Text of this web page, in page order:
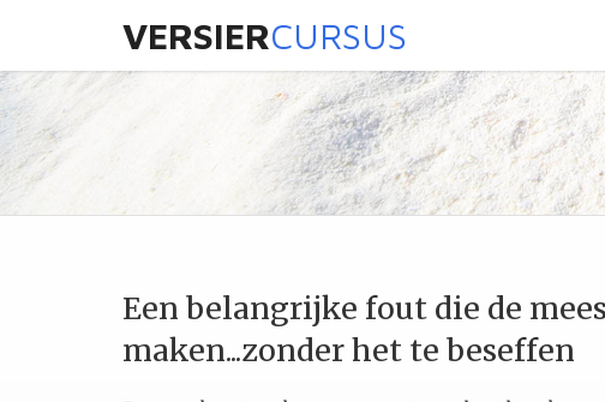
VERSIERCURSUS
Een belangrijke fout die de
maken...zonder het te beseffen